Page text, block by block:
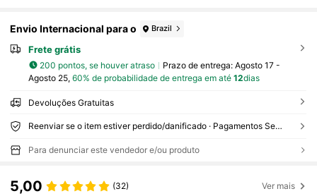
Envio Internacional para o Brazil
Frete grátis
200 pontos, se houver atraso Prazo de entrega: Agosto 17 -
Agosto 25, 60% de probabilidade de entrega em até 12dias
Devoluções Gratuitas
Reenviar se o item estiver perdido/danificado · Pagamentos Seguros · Proteção de privacidade
Para denunciar este vendedor e/ou produto
5,00 (32) Ver mais